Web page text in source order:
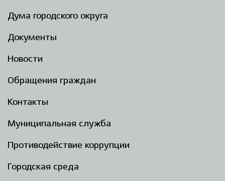
Дума городского округа
Документы
Новости
Обращения граждан
Контакты
Муниципальная служба
Противодействие коррупции
Городская среда